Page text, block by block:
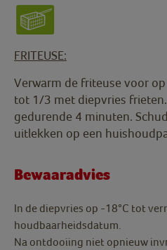
FRITEUSE:
Verwarm de friteuse voor
tot 1/3 met diepvries
gedurende 4 minuten.
uitlekken op een
Bewaaradvies
In de diepvries op -18°C tot
houdbaarheidsdatum.
Na ontdooiing niet opnieuw